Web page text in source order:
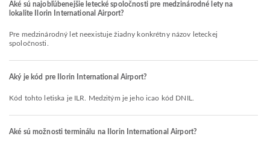
Aké sú najobľúbenejšie letecké spoločnosti pre medzinárodné lety na
lokalite Ilorin International Airport?
Pre medzinárodný let neexistuje žiadny konkrétny názov leteckej
spoločnosti.
Aký je kód pre Ilorin International Airport?
Kód tohto letiska je ILR. Medzitým je jeho icao kód DNIL.
Aké sú možnosti terminálu na Ilorin International Airport?